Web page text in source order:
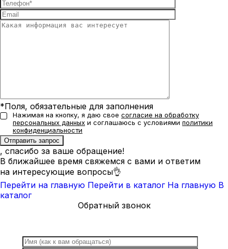
*Поля, обязательные для заполнения
Нажимая на кнопку, я даю свое согласие на обработку
персональных данных и соглашаюсь с условиями политики
конфиденциальности
, спасибо за ваше обращение!
В ближайшее время свяжемся с вами и ответим
на интересующие вопросы👌
Перейти на главную Перейти в каталог На главную В
каталог
Обратный звонок